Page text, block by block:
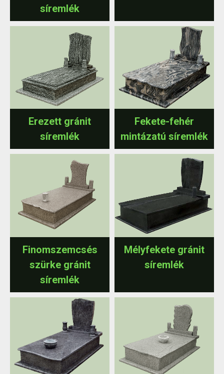
síremlék
Erezett gránit
síremlék
Fekete-fehér
mintázatú síremlék
Finomszemcsés
szürke gránit
síremlék
Mélyfekete gránit
síremlék